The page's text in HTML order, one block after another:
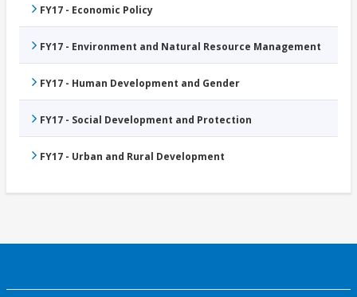
FY17 - Economic Policy
FY17 - Environment and Natural Resource Management
FY17 - Human Development and Gender
FY17 - Social Development and Protection
FY17 - Urban and Rural Development